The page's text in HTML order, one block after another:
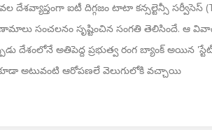
దేశవ్యాప్తంగా ఐటీ దిగ్గజం టాటా కన్సల్టెన్సీ సర్వీసెస్
సంచలనం సృష్టించిన సంగతి తెలిసిందే. ఆ
దేశంలోనే అతిపెద్ద ప్రభుత్వ రంగ బ్యాంక్ అయిన
అటువంటి ఆరోపణలే వెలుగులోకి వచ్చాయి